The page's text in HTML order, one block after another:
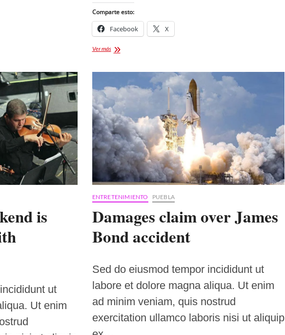
Comparte esto:
Facebook X
Ver másWho
person
you
know?
is
ut
Ut enim
ENTRETENIMIENTO PUEBLA
Damages claim over James
Bond accident
Sed do eiusmod tempor incididunt ut
labore et dolore magna aliqua. Ut enim
ad minim veniam, quis nostrud
exercitation ullamco laboris nisi ut aliquip